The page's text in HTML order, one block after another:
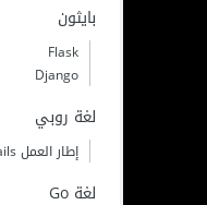
بايثون
Flask
Django
لغة روبي
إطار العمل Ruby on Rails
لغة Go